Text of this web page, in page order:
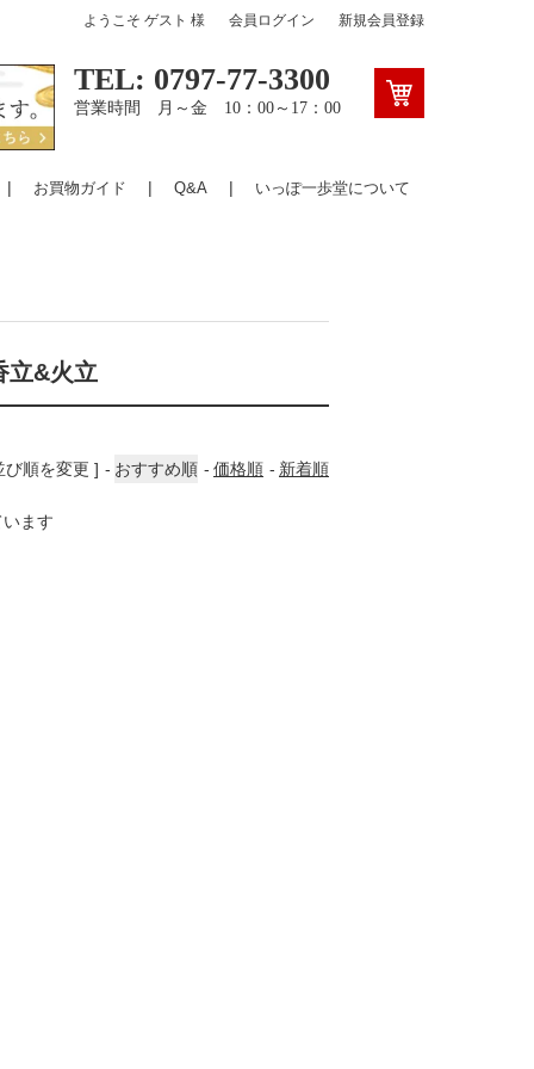
ようこそ ゲスト 様 会員ログイン 新規会員登録
TEL: 0797-77-3300
営業時間 月～金 10：00～17：00
お買物ガイド Q&A いっぽ一歩堂について
立&火立
び順を変更 ] おすすめ順 価格順 新着順
ます